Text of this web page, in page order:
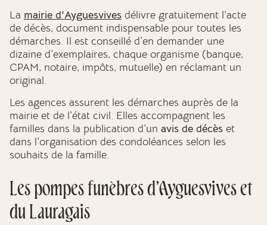
La mairie d'Ayguesvives délivre gratuitement l’acte
de décès, document indispensable pour toutes les
démarches. Il est conseillé d’en demander une
dizaine d’exemplaires, chaque organisme (banque,
CPAM, notaire, impôts, mutuelle) en réclamant un
original.
Les agences assurent les démarches auprès de la
mairie et de l’état civil. Elles accompagnent les
familles dans la publication d’un avis de décès et
dans l’organisation des condoléances selon les
souhaits de la famille.
Les pompes funèbres d’Ayguesvives et
du Lauragais